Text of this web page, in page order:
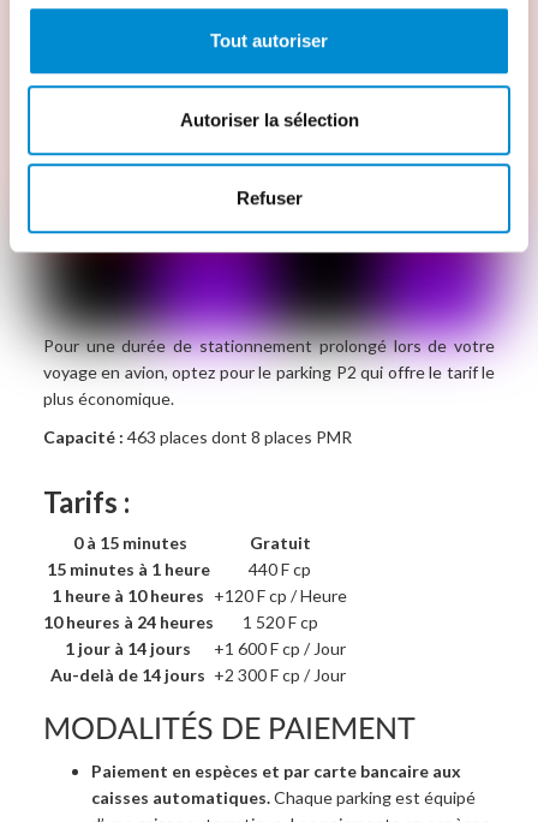
Tout autoriser
Autoriser la sélection
Refuser
Pour une durée de stationnement prolongé lors de votre
voyage en avion, optez pour le parking P2 qui offre le tarif le
plus économique.
Capacité : 463 places dont 8 places PMR
Tarifs :
0 à 15 minutes
Gratuit
15 minutes à 1 heure
440 F cp
1 heure à 10 heures +120 F cp / Heure
10 heures à 24 heures
1 520 F cp
1 jour à 14 jours
+1 600 F cp / Jour
Au-delà de 14 jours +2 300 F cp / Jour
MODALITÉS DE PAIEMENT
Paiement en espèces et par carte bancaire aux
caisses automatiques.Chaque parking est équipé